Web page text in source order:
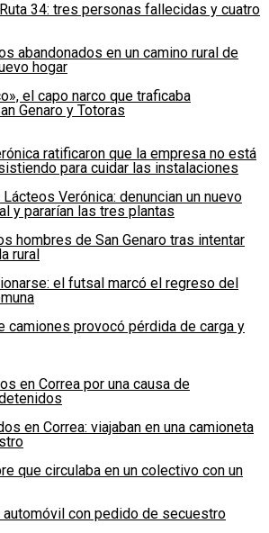
34: tres personas fallecidas y cuatro
abandonados en un camino rural de
hogar
el capo narco que traficaba
Genaro y Totoras
ratificaron que la empresa no está
para cuidar las instalaciones
Verónica: denuncian un nuevo
y pararían las tres plantas
hombres de San Genaro tras intentar
rural
el futsal marcó el regreso del
camiones provocó pérdida de carga y
en Correa por una causa de
en Correa: viajaban en una camioneta
que circulaba en un colectivo con un
automóvil con pedido de secuestro